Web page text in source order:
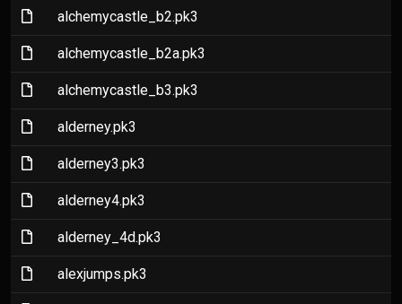
(File)alchemycastle_b2.pk3
(File)alchemycastle_b2a.pk3
(File)alchemycastle_b3.pk3
(File)alderney.pk3
(File)alderney3.pk3
(File)alderney4.pk3
(File)alderney_4d.pk3
(File)alexjumps.pk3